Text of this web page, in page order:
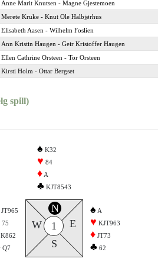
Anne Marit Knutsen - Magne Gjestemoen
Merete Kruke - Knut Ole Halbjørhus
Elisabeth Aasen - Wilhelm Foslien
Ann Kristin Haugen - Geir Kristoffer Haugen
Ellen Cathrine Orsteen - Tor Orsteen
Kirsti Holm - Ottar Bergset
spill)
♠ K32
♥ 84
♦ A
♣ KJT8543
JT965
75
K862
Q7
N
S
W E
1
♠ A
♥ KJT963
♦ JT73
♣ 62